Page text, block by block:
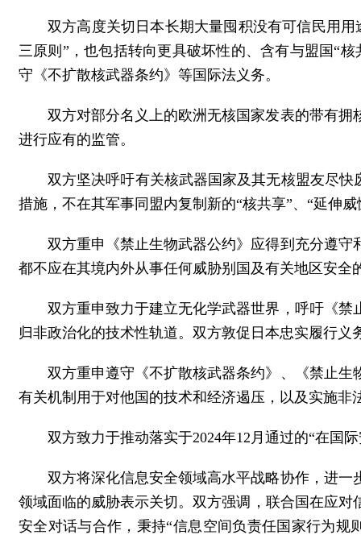
双方高度关切日本长期大量囤积没有可信民用
三原则”，也包括转向更具破坏性的、含有与盟国“
守《不扩散核武器条约》等国际法义务。
双方对部分名义上的欧洲无核国家发表的带有
进行应有的监管。
双方坚决呼吁有关核武器国家及其无核盟友尽
措施，不在其军事同盟内复制新的“核共享”、“延伸威
双方重申《禁止生物武器公约》应得到充分遵
都不应在其境内外从事任何威胁别国及有关地区安全
双方重申致力于建立无化学武器世界，呼吁《
归非政治化的技术性轨道。双方敦促日本忠实履行
双方重申遵守《不扩散核武器条约》、《禁止
有关机制用于对他国的技术和经济遏压，以及实施非
双方致力于推动落实于2024年12月通过的“在国
双方将深化信息安全领域高水平战略协作，进
领域面临的威胁表示关切。双方强调，联合国在应
安全对话与合作，秉持“信息空间负责任国家行为